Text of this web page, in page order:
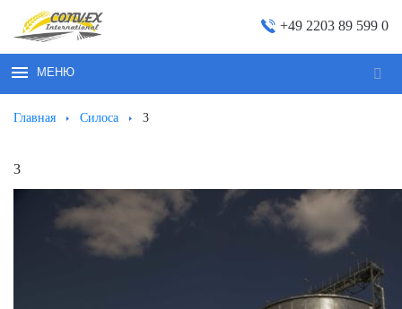
+49 2203 89 599 0
МЕНЮ
Главная Силоса 3
3